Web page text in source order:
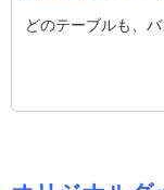
どのテーブルも、